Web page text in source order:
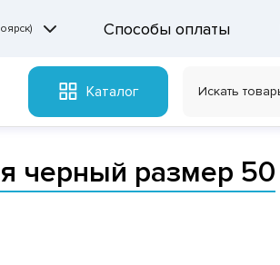
Способы оплаты
Каталог
черный размер 50